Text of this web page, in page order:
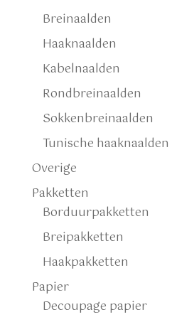
Breinaalden
Haaknaalden
Kabelnaalden
Rondbreinaalden
Sokkenbreinaalden
Tunische haaknaalden
Overige
Pakketten
Borduurpakketten
Breipakketten
Haakpakketten
Papier
Decoupage papier